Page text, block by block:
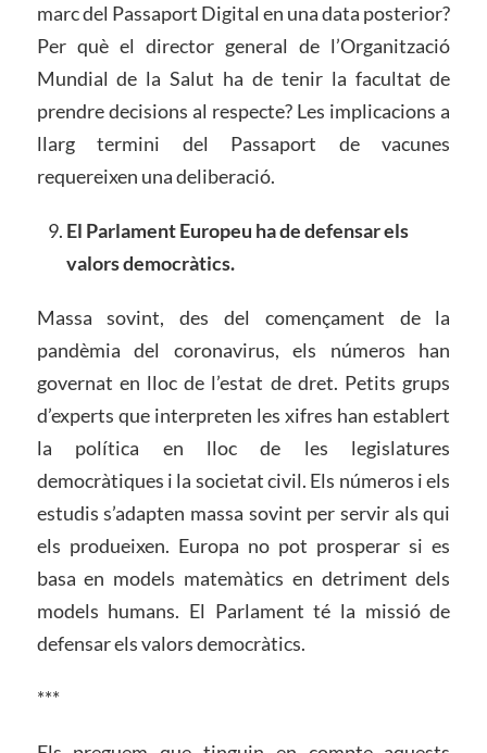
marc del Passaport Digital en una data posterior?
Per què el director general de l’Organització
Mundial de la Salut ha de tenir la facultat de
prendre decisions al respecte? Les implicacions a
llarg termini del Passaport de vacunes
requereixen una deliberació.
El Parlament Europeu ha de defensar els
valors democràtics.
Massa sovint, des del començament de la
pandèmia del coronavirus, els números han
governat en lloc de l’estat de dret. Petits grups
d’experts que interpreten les xifres han establert
la política en lloc de les legislatures
democràtiques i la societat civil. Els números i els
estudis s’adapten massa sovint per servir als qui
els produeixen. Europa no pot prosperar si es
basa en models matemàtics en detriment dels
models humans. El Parlament té la missió de
defensar els valors democràtics.
***